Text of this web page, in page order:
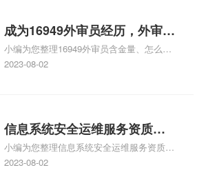
成为16949外审员经历，外审员
16949
小编为您整理16949外审员含金量、怎么才
能成为注册的TS16949:2009的外审员、我
2023-08-02
信息系统安全运维服务资质二
级费用，信息系统安全运维服
务资质二级
小编为您整理信息系统安全运维服务资质认
证证书机构有哪些、安全运维服务资质的费
2023-08-02